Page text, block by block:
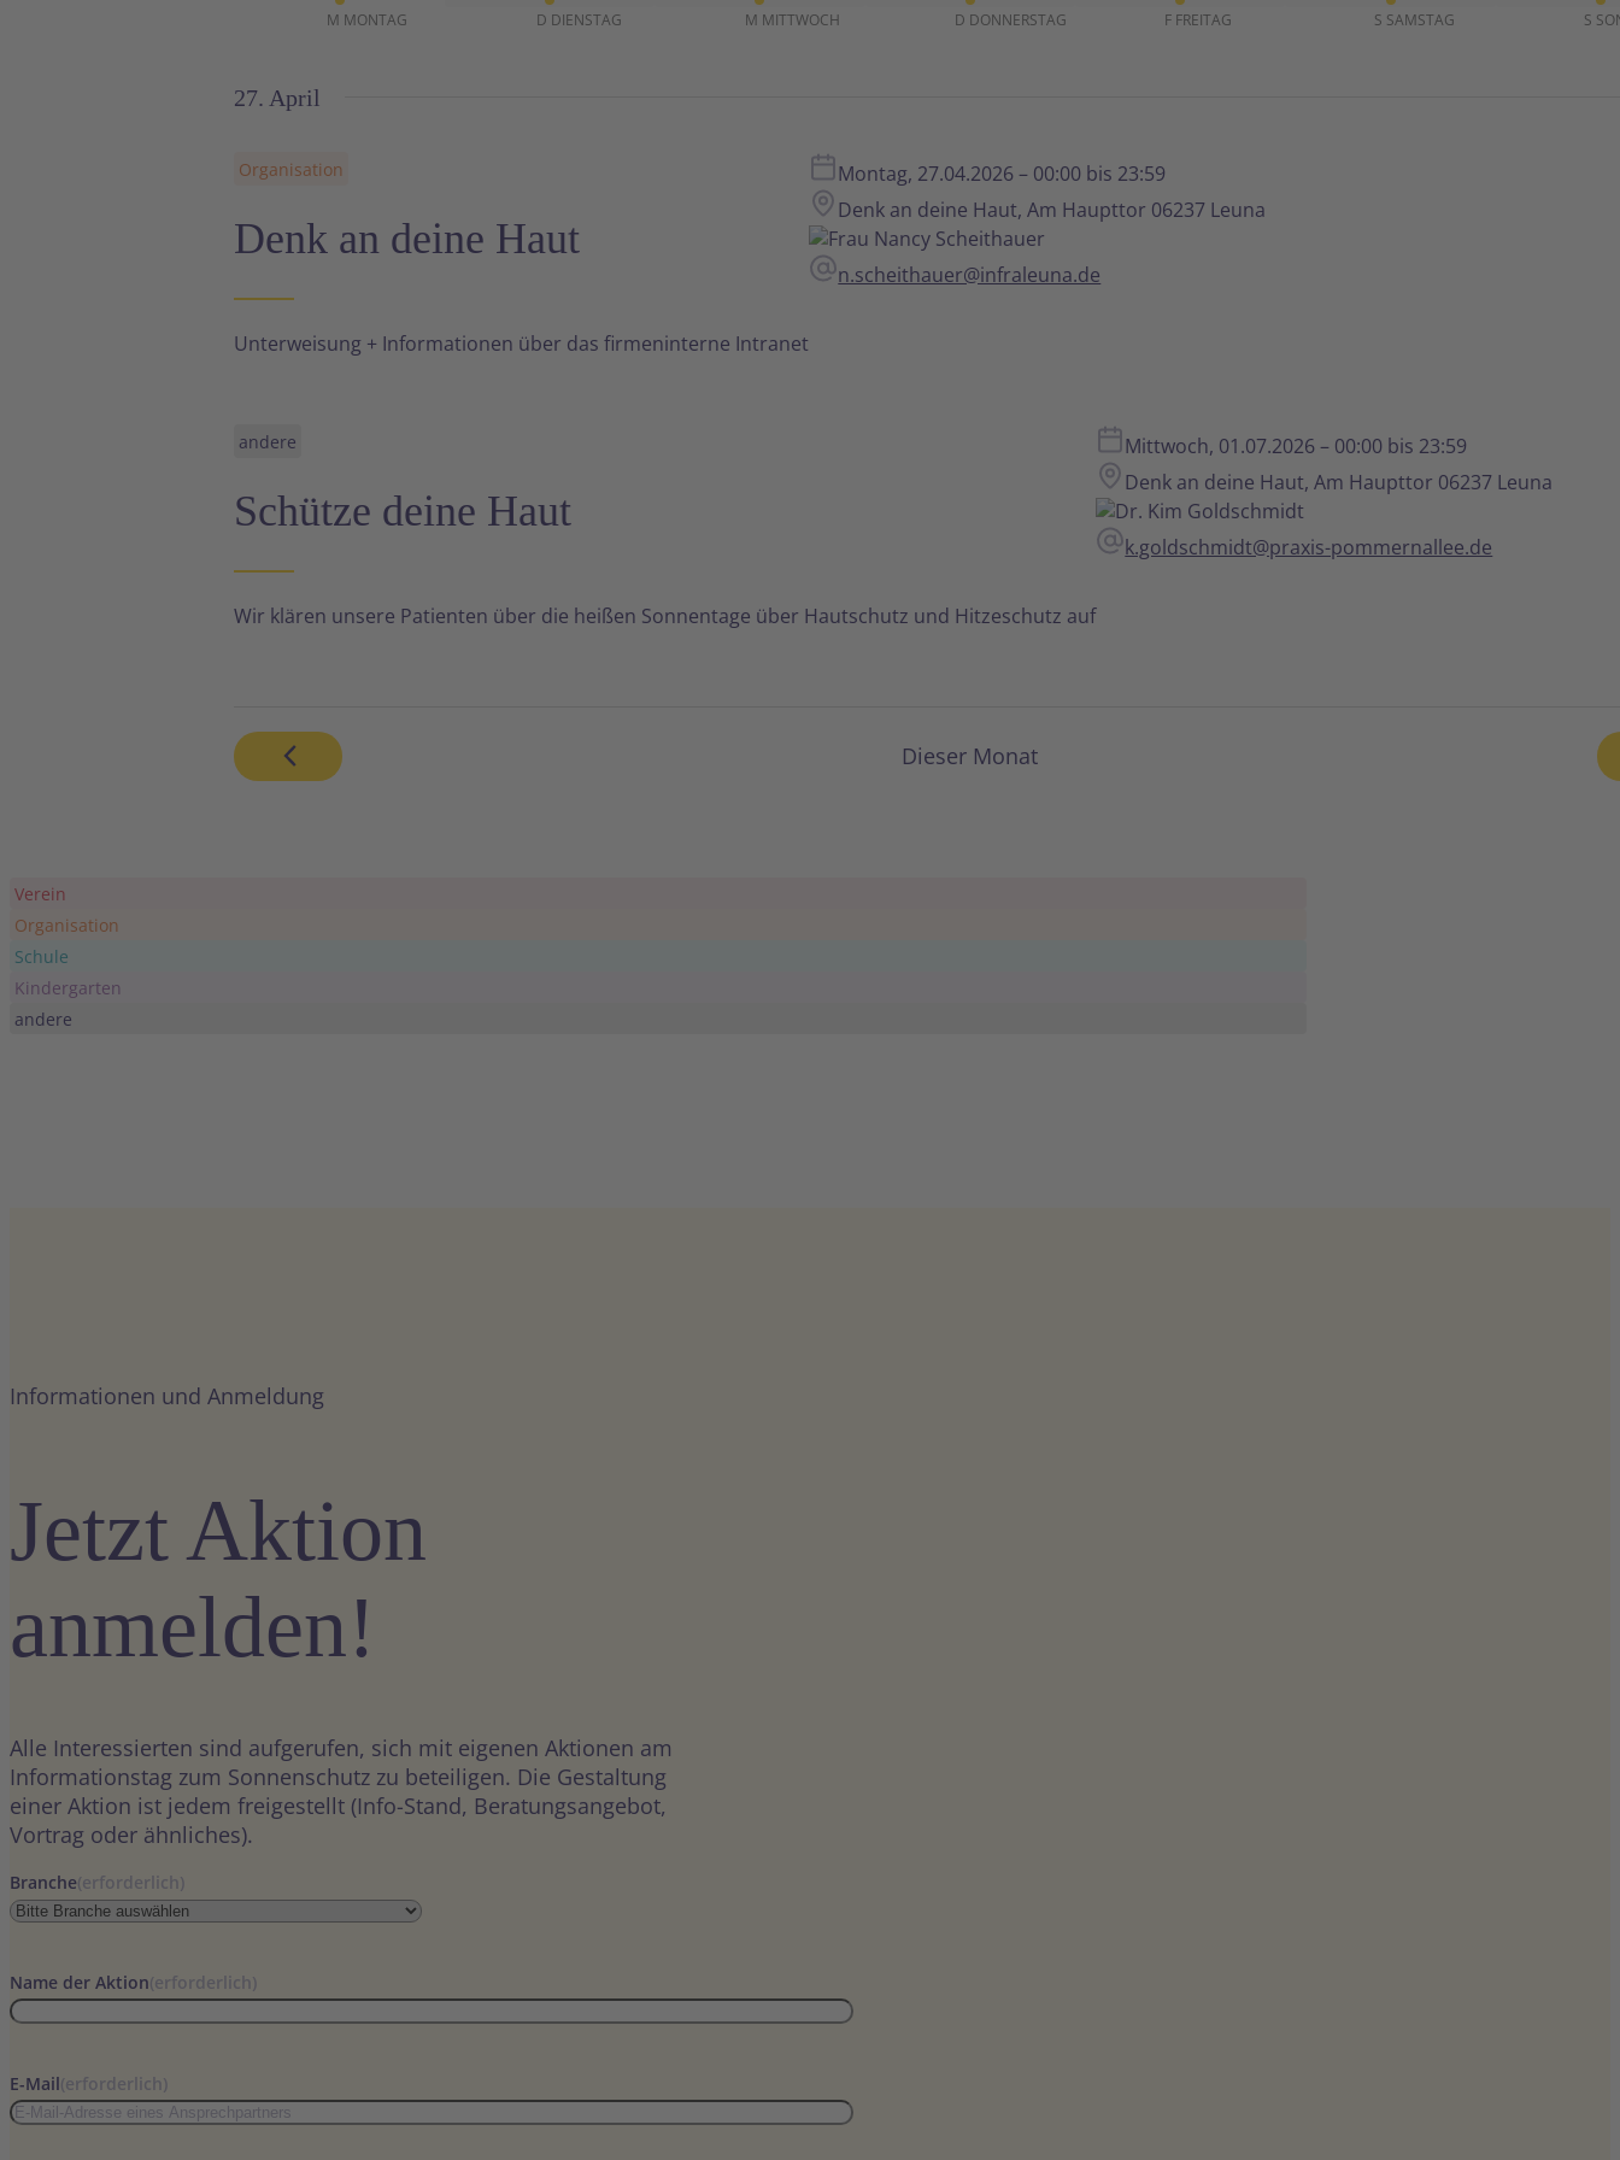
Veranstaltungen
Veranstaltung
Veranstaltung
Veranstaltung
Veranstaltung
Veranstaltung
M MONTAG D DIENSTAG M MITTWOCH D DONNERSTAG F FREITAG S SAMSTAG S
27. April
Organisation
Denk an deine Haut
Unterweisung + Informationen über das firmeninterne Intranet
Montag, 27.04.2026 – 00:00 bis 23:59
Denk an deine Haut, Am Haupttor 06237 Leuna
Frau Nancy Scheithauer
n.scheithauer@infraleuna.de
andere
Schütze deine Haut
Wir klären unsere Patienten über die heißen Sonnentage über Hautschutz und Hitzeschutz auf
Mittwoch, 01.07.2026 – 00:00 bis 23:59
Denk an deine Haut, Am Haupttor 06237 Leuna
Dr. Kim Goldschmidt
k.goldschmidt@praxis-pommernallee.de
Dieser Monat
Verein
Organisation
Schule
Kindergarten
andere
Informationen und Anmeldung
Jetzt Aktion
anmelden!
Alle Interessierten sind aufgerufen, sich mit eigenen Aktionen am
Informationstag zum Sonnenschutz zu beteiligen. Die Gestaltung
einer Aktion ist jedem freigestellt (Info-Stand, Beratungsangebot,
Vortrag oder ähnliches).
Branche(erforderlich)
Name der Aktion(erforderlich)
E-Mail(erforderlich)